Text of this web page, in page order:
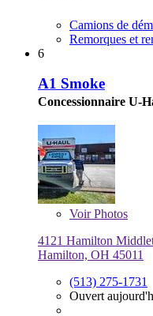
Camions de
Remorques et
6
A1 Smoke
Concessionnaire U-
VoirPhotos
4121 Hamilton
Hamilton, OH 45011
(513) 275-1731
Ouvert